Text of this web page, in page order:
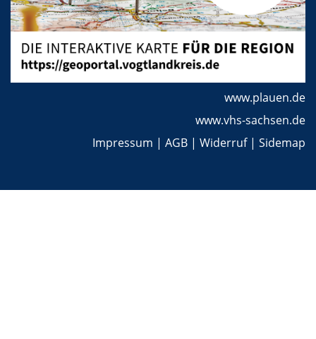
www.plauen.de
www.vhs-sachsen.de
Impressum | AGB | Widerruf| Sidemap